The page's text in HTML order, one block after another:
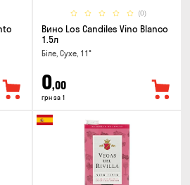
(0)
Вино Los Candiles Vino Blanco
1.5л
Біле, Сухе, 11°
0,00
грн за 1